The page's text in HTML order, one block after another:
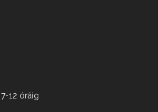
12 óráig